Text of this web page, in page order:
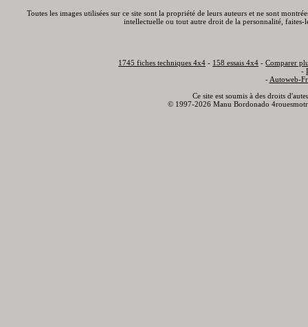
Toutes les images utilisées sur ce site sont la propriété de leurs auteurs et ne sont
intellectuelle ou tout autre droit de la personnalité,
1745 fiches techniques 4x4 - 158 essais 4x4 - Comparer
-
- Autoweb-
Ce site est soumis à des droits
© 1997-2026 Manu Bordonado